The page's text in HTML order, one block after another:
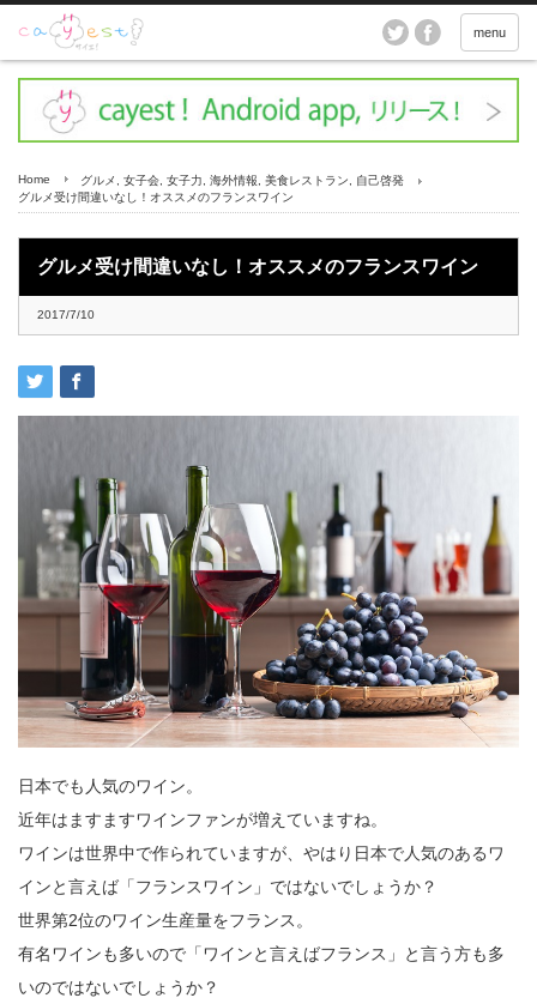
menu
Home グルメ 女子会 女子力 海外情報 美食レストラン
自己啓発
グルメ受け間違いなし！オススメのフランスワイン
グルメ受け間違いなし！オススメのフランスワイン
2017/7/10
日本でも人気のワイン。
近年はますますワインファンが増えていますね。
ワインは世界中で作られていますが、やはり日本で人気のあるワ
インと言えば「フランスワイン」ではないでしょうか？
世界第2位のワイン生産量をフランス。
有名ワインも多いので「ワインと言えばフランス」と言う方も多
いのではないでしょうか？